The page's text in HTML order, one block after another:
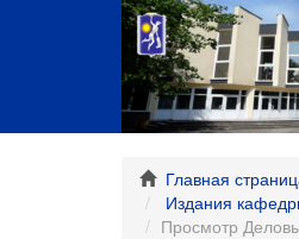
Главная
Издания
Просмотр